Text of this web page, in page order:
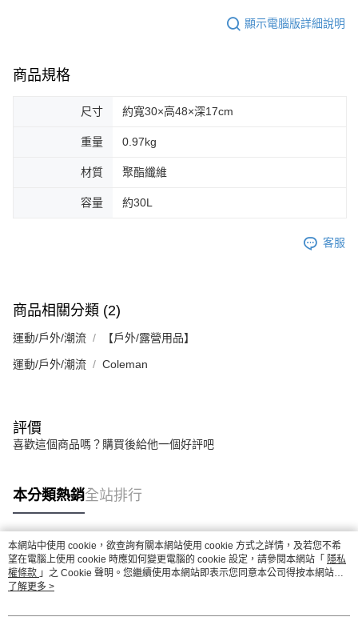
顯示電腦版詳細說明
商品規格
尺寸 約寬30×高48×深17cm
重量 0.97kg
材質 聚酯纖維
容量 約30L
客服
商品相關分類 (2)
運動/戶外/潮流 【戶外/露營用品】
運動/戶外/潮流 Coleman
評價
喜歡這個商品嗎？購買後給他一個好評吧
本分類熱銷全站排行
熱門標籤
本網站中使用 cookie，欲查詢有關本網站使用 cookie 方式之詳情，及若您不希
望在電腦上使用 cookie 時應如何變更電腦的 cookie 設定，請參閱本網站「 隱私
權條款 」之 Cookie 聲明。您繼續使用本網站即表示您同意本公司得按本網站使
用條款之 Cookie 聲明使用 cookie。
了解更多 >